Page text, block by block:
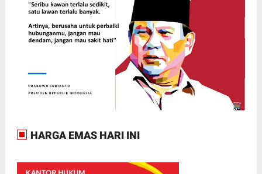
HARGA EMAS HARI INI